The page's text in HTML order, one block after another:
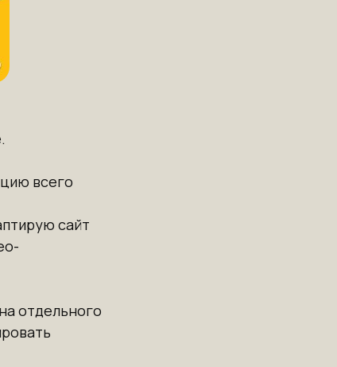
всего
сайт
отдельного